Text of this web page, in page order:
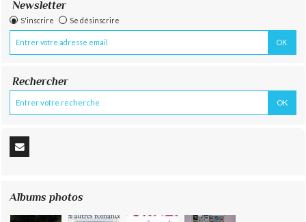
Newsletter
S'inscrire Se désinscrire
Rechercher
Albums photos